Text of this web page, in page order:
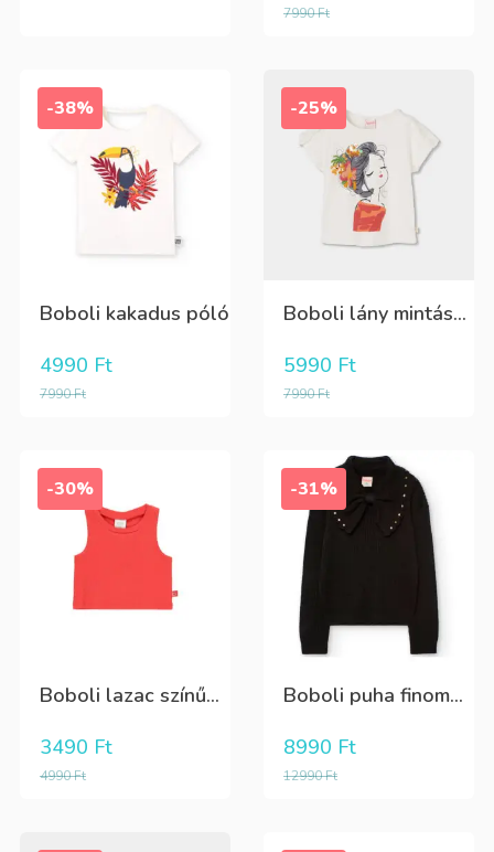
7990Ft
-38%
Boboli kakadus póló
7990Ft
4990 Ft
-25%
Boboli lány mintás...
7990Ft
5990 Ft
-30%
Boboli lazac színű...
4990Ft
3490 Ft
-31%
Boboli puha finom...
12990Ft
8990 Ft